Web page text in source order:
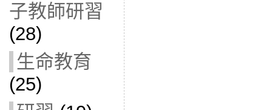
子教師研習
(28)
生命教育
(25)